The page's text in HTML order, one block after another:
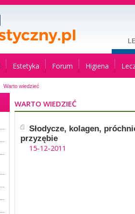
Estetyka Forum Higiena
Warto wiedzieć
WARTO WIEDZIEĆ
Słodycze, kolagen,
przyzębie
15-12-2011